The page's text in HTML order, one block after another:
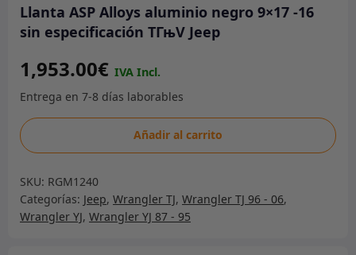
Llanta ASP Alloys aluminio negro 9×17 -16
sin especificación TГњV Jeep
1,953.00€
Llanta
ASP
aluminio
negro
9x17
Añadir al carrito
SKU: RGM1240
Categorías: Jeep, Wrangler TJ, Wrangler TJ 96 - 06,
Wrangler YJ, Wrangler YJ 87 - 95